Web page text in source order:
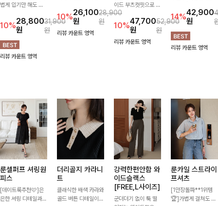
볍게 입기만 해도 코
아이템으로, 자연스럽
게 퍼지는 프릴 날개
소매가 우아한 포인트
를 더해드립니다💕
잔잔한 링클 텍스처
10%28,800
원
31,900
원
리뷰 카운트 영역
체제작 니트입니다.
자연스럽게 떨어지는
여유핏과 깔끔한 라운
10%26,100
원
28,900
원
리뷰 카운트 영역
이드 부츠컷핏으로 다
리 라인을 길어 보이
게 연출해주는 데님
팬츠입니다. 은은한
워싱이 더해져 캐주얼
10%47,700
원
52,900
원
리뷰 카운트 영역
디테일이 어우러져 우
아한 무드를 완성해주
는 7부 블라우스 🤍
여유로운 7부 소매로
편안하게 착용되며 데
14%42,900
원
리뷰 카운트 영역
룬셀퍼프 셔링원
피스
[데이트룩추천🩷]은
은한 셔링 디테일과
더리골지 카라니
트
클래식한 배색 카라와
골드 버튼 디테일이
강력한편안함 와
이드슬랙스
[FREE,L사이즈]
군더더기 없이 툭 떨
룬카일 스트라이
프셔츠
[1만장돌파**1위템
🏆]가볍게 걸쳐도 살